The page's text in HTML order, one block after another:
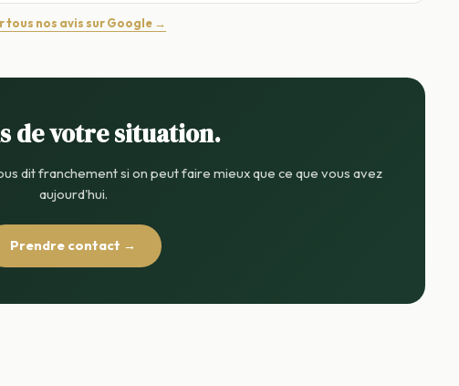
tous nos avis sur Google →
de votre situation.
dit franchement si on peut faire mieux que ce que vous avez
aujourd'hui.
Prendre contact →